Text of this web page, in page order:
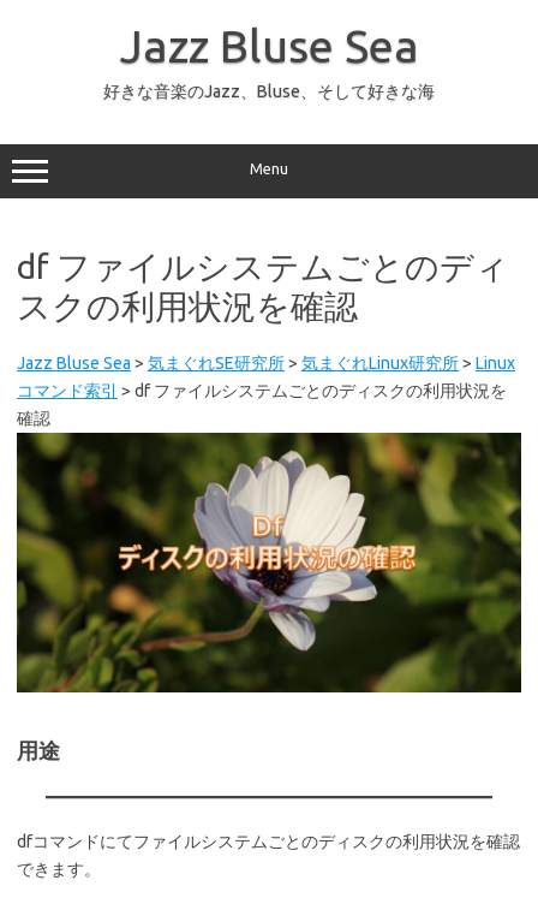
ッ
プ
Jazz Bluse Sea
好きな音楽のJazz、Bluse、そして好きな海
Menu
df ファイルシステムごとのディ
スクの利用状況を確認
Jazz Bluse Sea > 気まぐれSE研究所> 気まぐれLinux研究所> Linux
コマンド索引
> df ファイルシステムごとのディスクの利用状況を
確認
用途
dfコマンドにてファイルシステムごとのディスクの利用状況を確認
できます。